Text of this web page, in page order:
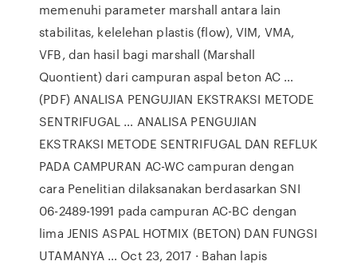
memenuhi parameter marshall antara lain
stabilitas, kelelehan plastis (flow), VIM, VMA,
VFB, dan hasil bagi marshall (Marshall
Quontient) dari campuran aspal beton AC …
(PDF) ANALISA PENGUJIAN EKSTRAKSI METODE
SENTRIFUGAL … ANALISA PENGUJIAN
EKSTRAKSI METODE SENTRIFUGAL DAN REFLUK
PADA CAMPURAN AC-WC campuran dengan
cara Penelitian dilaksanakan berdasarkan SNI
06-2489-1991 pada campuran AC-BC dengan
lima JENIS ASPAL HOTMIX (BETON) DAN FUNGSI
UTAMANYA … Oct 23, 2017 · Bahan lapis